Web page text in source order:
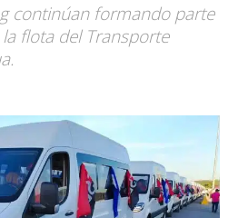
continúan formando parte
flota del Transporte